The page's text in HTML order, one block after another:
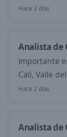
Hace 2 días
Analista de
Importante
Cali, Valle
Hace 2 días
Analista de